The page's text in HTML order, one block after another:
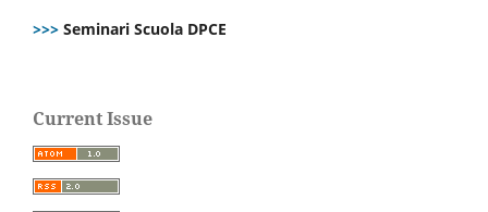
>>> Seminari Scuola DPCE
Current Issue